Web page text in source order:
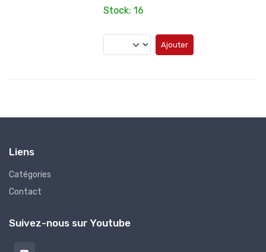
Stock: 16
Ajouter
Liens
Catégories
Contact
Suivez-nous sur Youtube